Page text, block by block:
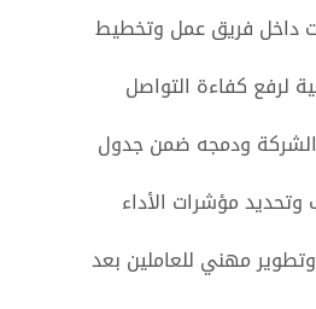
داخل فريق عمل وتخطيط
لرفع كفاءة التواصل
الشركة ودمجه ضمن جدول
وتحديد مؤشرات الأداء
مهني للعاملين بعد